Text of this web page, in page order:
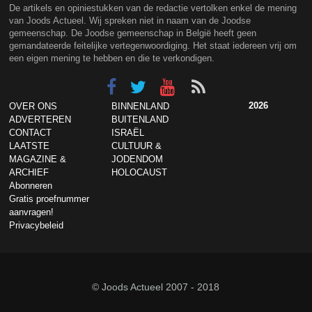
De artikels en opiniestukken van de redactie vertolken enkel de mening
van Joods Actueel. Wij spreken niet in naam van de Joodse
gemeenschap. De Joodse gemeenschap in België heeft geen
gemandateerde feitelijke vertegenwoordiging. Het staat iedereen vrij om
een eigen mening te hebben en die te verkondigen.
OVER ONS
ADVERTEREN
CONTACT
LAATSTE
MAGAZINE &
ARCHIEF
Abonneren
Gratis proefnummer
aanvragen!
Privacybeleid
BINNENLAND
BUITENLAND
ISRAËL
CULTUUR &
JODENDOM
HOLOCAUST
2026
© Joods Actueel 2007 - 2018